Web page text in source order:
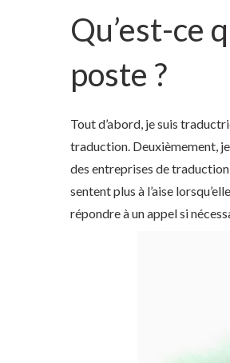
Qu’est-ce
poste ?
Tout d’abord, je suis
traduction. Deuxièmement,
des entreprises de
sentent plus à l’aise
répondre à un appel si